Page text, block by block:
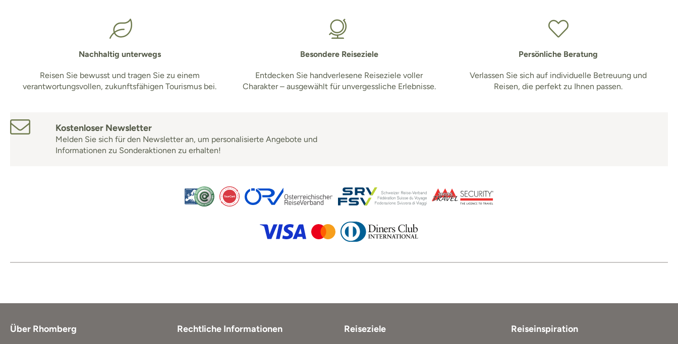
Nachhaltig unterwegs
Reisen Sie bewusst und tragen Sie zu einem
verantwortungsvollen, zukunftsfähigen Tourismus bei.
Besondere Reiseziele
Entdecken Sie handverlesene Reiseziele voller
Charakter – ausgewählt für unvergessliche Erlebnisse.
Persönliche Beratung
Verlassen Sie sich auf individuelle Betreuung und
Reisen, die perfekt zu Ihnen passen.
Kostenloser Newsletter
Melden Sie sich für den Newsletter an, um personalisierte Angebote und
Informationen zu Sonderaktionen zu erhalten!
Über Rhomberg Rechtliche Informationen Reiseziele Reiseinspiration